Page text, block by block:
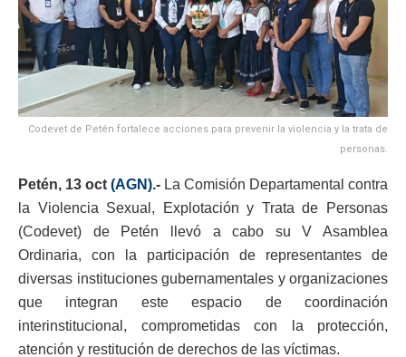
Codevet de Petén fortalece acciones para prevenir la violencia y la trata de
personas.
Petén, 13 oct (AGN).- La Comisión Departamental contra
la Violencia Sexual, Explotación y Trata de Personas
(Codevet) de Petén llevó a cabo su V Asamblea
Ordinaria, con la participación de representantes de
diversas instituciones gubernamentales y organizaciones
que integran este espacio de coordinación
interinstitucional, comprometidas con la protección,
atención y restitución de derechos de las víctimas.